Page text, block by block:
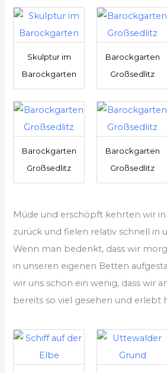
Skulptur im
Barockgarten
Barockgarten
Großsedlitz
Barockgarten
Großsedlitz
Barockgarten
Großsedlitz
Müde und erschöpft kehrten wir
zurück und fielen relativ schnell in
Wenn man bedenkt, dass wir
in unseren eigenen Betten
wir uns schon ein wenig, dass wir
bereits so viel gesehen und erlebt